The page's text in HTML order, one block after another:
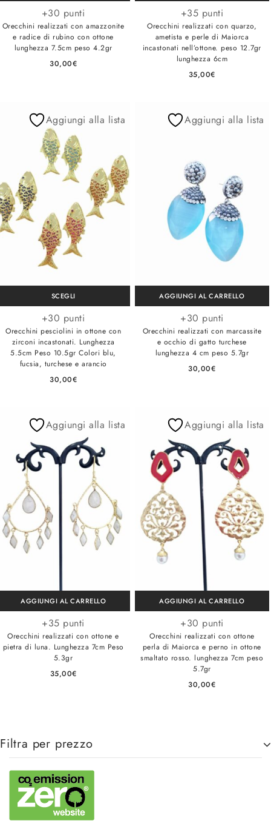
+30 punti
Orecchini realizzati con amazzonite
e radice di rubino con ottone
lunghezza 7.5cm peso 4.2gr
30,00€
+35 punti
Orecchini realizzati con quarzo,
ametista e perle di Maiorca
incastonati nell’ottone. peso 12.7gr
lunghezza 6cm
35,00€
SCEGLI
Aggiungi alla lista
+30 punti
Orecchini pesciolini in ottone con
zirconi incastonati. Lunghezza
5.5cm Peso 10.5gr Colori blu,
fucsia, turchese e arancio
30,00€
AGGIUNGI AL CARRELLO
Aggiungi alla lista
+30 punti
Orecchini realizzati con marcassite
e occhio di gatto turchese
lunghezza 4 cm peso 5.7gr
30,00€
AGGIUNGI AL CARRELLO
Aggiungi alla lista
+35 punti
Orecchini realizzati con ottone e
pietra di luna. Lunghezza 7cm Peso
5.3gr
35,00€
AGGIUNGI AL CARRELLO
Aggiungi alla lista
+30 punti
Orecchini realizzati con ottone
perla di Maiorca e perno in ottone
smaltato rosso. lunghezza 7cm peso
5.7gr
30,00€
Filtra per prezzo